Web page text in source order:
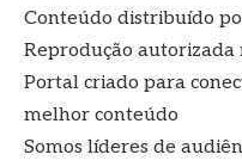
Conteúdo distribuído
Reprodução
Portal criado para
melhor conteúdo
Somos líderes de